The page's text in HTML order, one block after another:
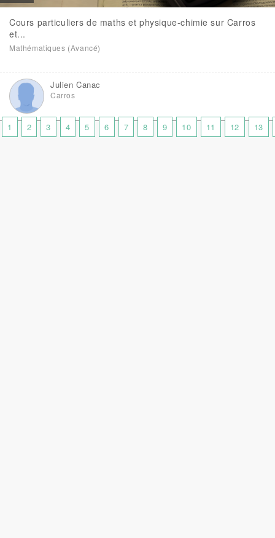
Cours particuliers de maths et physique-chimie sur Carros
et...
Mathématiques (Avancé)
Julien Canac
Carros
1 2 3 4 5 6 7 8 9 10 11 12 13